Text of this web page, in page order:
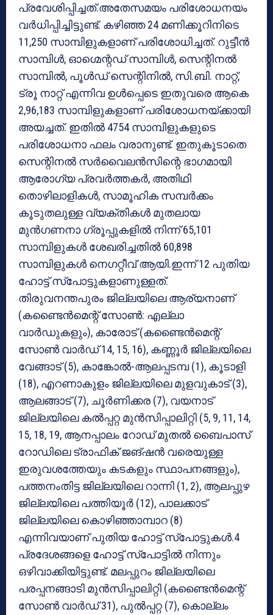
പ്രവേശിപ്പിച്ചത്.അതേസമയം പരിശോധനയം
വര്‍ധിപ്പിച്ചിട്ടുണ്ട്. കഴിഞ്ഞ 24 മണിക്കൂറിനിടെ
11,250 സാമ്പിളുകളാണ് പരിശോധിച്ചത്. റുട്ടീന്‍
സാമ്പിള്‍, ഓഗ്മെന്റഡ് സാമ്പിള്‍, സെന്റിനല്‍
സാമ്പില്‍, പൂള്‍ഡ് സെന്റിനില്‍, സി.ബി. നാറ്റ്,
ട്രൂ നാറ്റ് എന്നിവ ഉള്‍പ്പെടെ ഇതുവരെ ആകെ
2,96,183 സാമ്പിളുകളാണ് പരിശോധനയ്ക്കായി
അയച്ചത്. ഇതില്‍ 4754 സാമ്പിളുകളുടെ
പരിശോധനാ ഫലം വരാനുണ്ട്. ഇതുകൂടാതെ
സെന്റിനല്‍ സര്‍വൈലന്‍സിന്റെ ഭാഗമായി
ആരോഗ്യ പ്രവര്‍ത്തകര്‍, അതിഥി
തൊഴിലാളികള്‍, സാമൂഹിക സമ്പര്‍ക്കം
കൂടുതലുള്ള വ്യക്തികള്‍ മുതലായ
മുന്‍ഗണനാ ഗ്രൂപ്പുകളില്‍ നിന്ന് 65,101
സാമ്പിളുകള്‍ ശേഖരിച്ചതില്‍ 60,898
സാമ്പിളുകള്‍ നെഗറ്റീവ് ആയി.ഇന്ന് 12 പുതിയ
ഹോട്ട് സ്‌പോട്ടുകളാണുള്ളത്.
തിരുവനന്തപുരം ജില്ലയിലെ ആര്യനാണ്
(കണ്ടൈന്‍മെന്റ് സോണ്‍: എല്ലാ
വാര്‍ഡുകളും), കാരോട് (കണ്ടൈന്‍മെന്റ്
സോണ്‍ വാര്‍ഡ് 14, 15, 16), കണ്ണൂര്‍ ജില്ലയിലെ
വേങ്ങാട് (5), കാങ്കോല്‍-ആലപ്പടമ്പ (1), കൂടാളി
(18), എറണാകുളം ജില്ലയിലെ മുളവുകാട് (3),
ആലങ്ങാട് (7), ചൂര്‍ണിക്കര (7), വയനാട്
ജില്ലയിലെ കല്‍പ്പറ്റ മുന്‍സിപ്പാലിറ്റി (5, 9, 11, 14,
15, 18, 19, ആനപ്പാലം റോഡ് മുതല്‍ ബൈപാസ്
റോഡിലെ ട്രാഫിക് ജങ്ഷന്‍ വരെയുള്ള
ഇരുവശത്തേയും കടകളും സ്ഥാപനങ്ങളും),
പത്തനംതിട്ട ജില്ലയിലെ റാന്നി (1, 2), ആലപ്പുഴ
ജില്ലയിലെ പത്തിയൂര്‍ (12), പാലക്കാട്
ജില്ലയിലെ കൊഴിഞ്ഞാമ്പാറ (8)
എന്നിവയാണ് പുതിയ ഹോട്ട് സ്‌പോട്ടുകള്‍.4
പ്രദേശങ്ങളെ ഹോട്ട് സ്‌പോട്ടില്‍ നിന്നും
ഒഴിവാക്കിയിട്ടുണ്ട്. മലപ്പുറം ജില്ലയിലെ
പരപ്പനങ്ങാടി മുന്‍സിപ്പാലിറ്റി (കണ്ടൈന്‍മെന്റ്
സോണ്‍ വാര്‍ഡ് 31), പുല്‍പ്പറ്റ (7), കൊല്ലം